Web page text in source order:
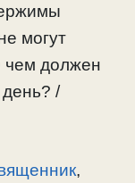
могут
чем должен
/
,